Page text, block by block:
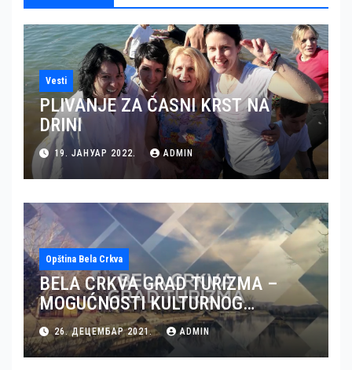
Vesti
PLIVANJE ZA ČASNI KRST NA
DRINI
19. ЈАНУАР 2022. ADMIN
Opština Bela Crkva
BELA CRKVA GRAD TURIZMA –
MOGUĆNOSTI KULTURNOG
TURIZMA U BELOJ CRKVI (VIDEO)
26. ДЕЦЕМБАР 2021. ADMIN